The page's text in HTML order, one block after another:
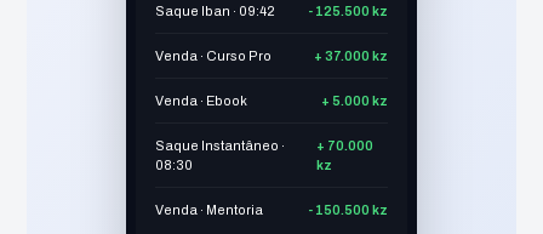
Saque Iban · 09:42 - 125.500 kz
Venda · Curso Pro + 37.000 kz
Venda · Ebook + 5.000 kz
Saque Instantâneo ·
08:30
+ 70.000
kz
Venda · Mentoria - 150.500 kz